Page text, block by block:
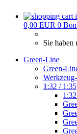
0,00 EUR 0
Sie
Green-Line
Green-
1:32 / 1:35